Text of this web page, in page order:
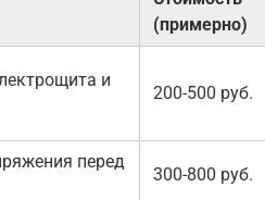
(примерно)
и
200-500 руб.
перед
300-800 руб.